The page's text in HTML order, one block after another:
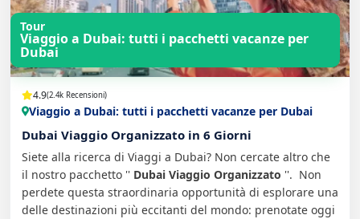
Tour
Viaggio a Dubai: tutti i pacchetti vacanze per
Dubai
4.9(2.4k Recensioni)
Viaggio a Dubai: tutti i pacchetti vacanze per Dubai
Dubai Viaggio Organizzato in 6 Giorni
Siete alla ricerca di Viaggi a Dubai? Non cercate altro che
il nostro pacchetto '' Dubai Viaggio Organizzato ''. Non
perdete questa straordinaria opportunità di esplorare una
delle destinazioni più eccitanti del mondo: prenotate oggi